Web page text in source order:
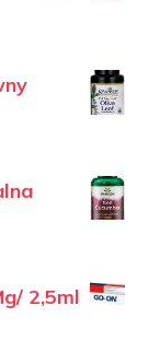
2,5ml